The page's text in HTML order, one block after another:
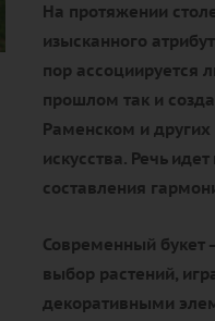
На протяжении
изысканного
пор ассоциируется
прошлом так и
Раменском и других
искусства. Речь
составления
Современный букет
выбор растений,
декоративными